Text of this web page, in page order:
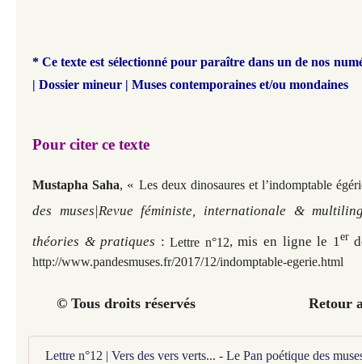
* Ce texte est sélectionné pour paraître dans un de nos
| Dossier mineur | Muses contemporaines et/ou mondaines
Pour citer ce texte
Mustapha Saha, « Les deux dinosaures et l’indomptable
des muses|Revue féministe, internationale &
théories & pratiques :Lettre n°12, mis en ligne le 1er
http://www.pandesmuses.fr/2017/12/indomptable-egerie.html
© Tous droits réservés Retour au
Lettre n°12 | Vers des vers verts... - Le Pan poétique des